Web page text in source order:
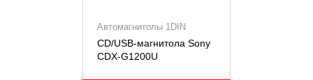
Автомагнитолы 1DIN
CD/USB-магнитола Sony
СDX-G1200U